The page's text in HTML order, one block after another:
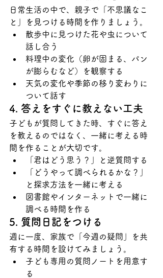
日常生活の中で、親子で「不思議なこ
と」を見つける時間を作りましょう。
散歩中に見つけた花や虫について
話し合う
料理中の変化（卵が固まる、パン
が膨らむなど）を観察する
天気の変化や季節の移り変わりに
ついて話す
4. 答えをすぐに教えない工夫
子どもが質問してきた時、すぐに答え
を教えるのではなく、一緒に考える時
間を作ることが大切です。
「君はどう思う？」と逆質問する
「どうやって調べられるかな？」
と探求方法を一緒に考える
図書館やインターネットで一緒に
調べる時間を作る
5. 質問日記をつける
週に一度、家族で「今週の疑問」を共
有する時間を設けてみましょう。
子ども専用の質問ノートを用意す
る